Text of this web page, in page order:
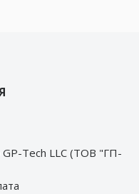
GP-Tech LLC (ТОВ "ГП-